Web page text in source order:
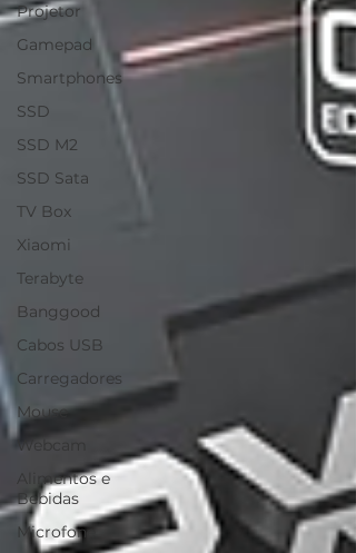
Projetor
Gamepad
Smartphones
SSD
SSD M2
SSD Sata
TV Box
Xiaomi
Terabyte
Banggood
Cabos USB
Carregadores
Mouse
Webcam
Alimentos e
Bebidas
Microfone